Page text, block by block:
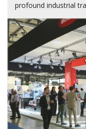
profound industrial